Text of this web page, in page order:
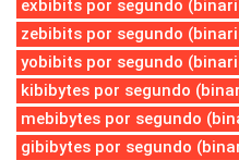
exbibits por segundo
zebibits por segundo
yobibits por segundo
kibibytes por segundo
mebibytes por segundo
gibibytes por segundo